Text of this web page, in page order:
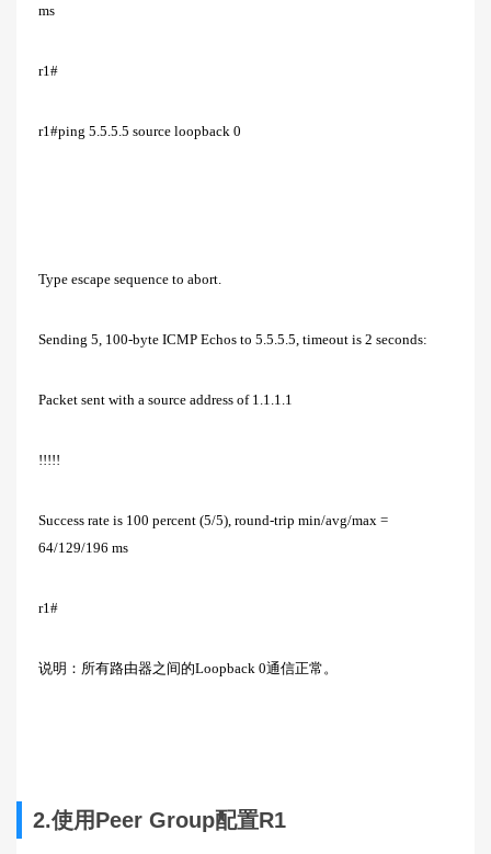
ms
r1#
r1#ping 5.5.5.5 source loopback 0
Type escape sequence to abort.
Sending 5, 100-byte ICMP Echos to 5.5.5.5, timeout is 2 seconds:
Packet sent with a source address of 1.1.1.1
!!!!!
Success rate is 100 percent (5/5), round-trip min/avg/max =
64/129/196 ms
r1#
说明：所有路由器之间的Loopback 0通信正常。
2.使用Peer Group配置R1